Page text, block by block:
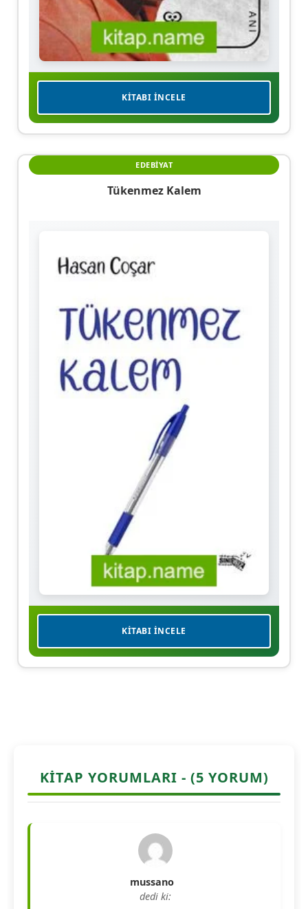
KITABI İNCELE
EDEBIYAT
Tükenmez Kalem
KITABI İNCELE
KITAP YORUMLARI - (5 YORUM)
mussano
dedi ki: